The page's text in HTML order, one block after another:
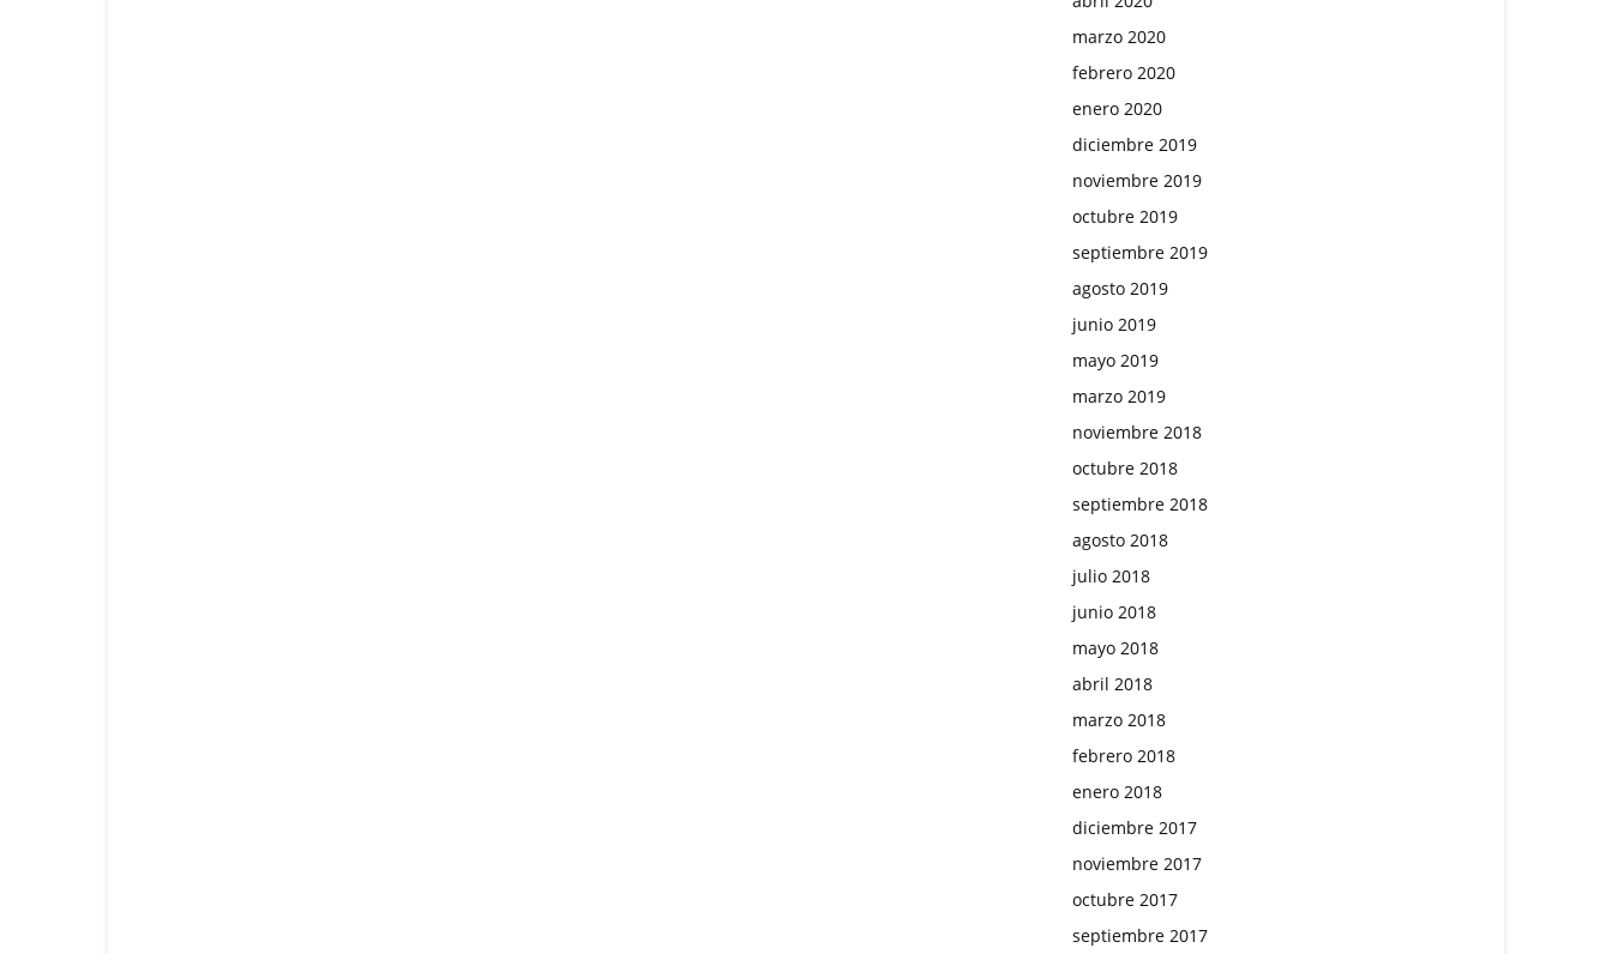
marzo 2020
febrero 2020
enero 2020
diciembre 2019
noviembre 2019
octubre 2019
septiembre 2019
agosto 2019
junio 2019
mayo 2019
marzo 2019
noviembre 2018
octubre 2018
septiembre 2018
agosto 2018
julio 2018
junio 2018
mayo 2018
abril 2018
marzo 2018
febrero 2018
enero 2018
diciembre 2017
noviembre 2017
octubre 2017
septiembre 2017